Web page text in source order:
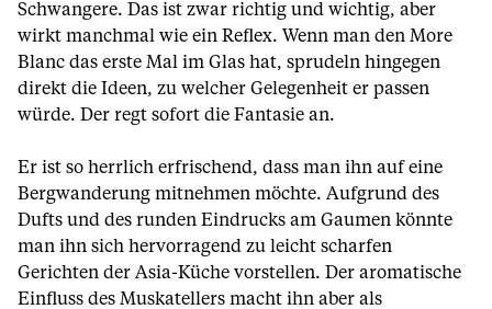
Schwangere. Das ist zwar richtig und wichtig, aber
wirkt manchmal wie ein Reflex. Wenn man den More
Blanc das erste Mal im Glas hat, sprudeln hingegen
direkt die Ideen, zu welcher Gelegenheit er passen
würde. Der regt sofort die Fantasie an.
Er ist so herrlich erfrischend, dass man ihn auf eine
Bergwanderung mitnehmen möchte. Aufgrund des
Dufts und des runden Eindrucks am Gaumen könnte
man ihn sich hervorragend zu leicht scharfen
Gerichten der Asia-Küche vorstellen. Der aromatische
Einfluss des Muskatellers macht ihn aber als